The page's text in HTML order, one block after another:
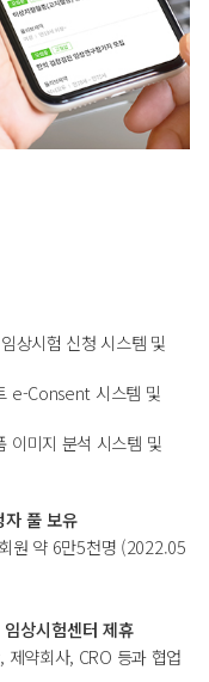
상시험 신청 시스템 및
e-Consent 시스템 및
이미지 분석 시스템 및
자 풀 보유
원 약 6만5천명 (2022.05
상시험센터 제휴
제약회사, CRO 등과 협업